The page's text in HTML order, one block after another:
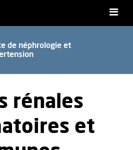
de néphrologie et
rénales
et